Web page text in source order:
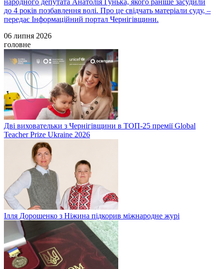
народного депутата Анатолія Гунька, якого раніше засудили
до 4 років позбавлення волі. Про це свідчать матеріали суду, –
передає Інформаційний портал Чернігівщини.
06 липня 2026
головне
Дві виховательки з Чернігівщини в ТОП-25 премії Global
Teacher Prize Ukraine 2026
Ілля Дорошенко з Ніжина підкорив міжнародне журі